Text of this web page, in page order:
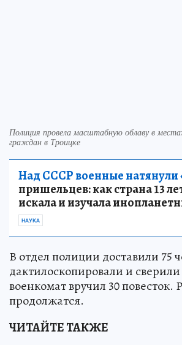
Полиция провела масштабную облаву в
граждан в Троицке
Над СССР военные натянули
пришельцев: как страна 13
искала и изучала
НАУКА
В отдел полиции доставили 75
дактилоскопировали и
военкомат вручил 30 повесток.
продолжатся.
ЧИТАЙТЕ ТАКЖЕ